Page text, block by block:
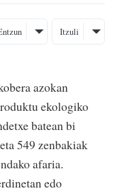
Itzuli
azokan
ekologiko
batean bi
549 zenbakiak
afaria.
edo